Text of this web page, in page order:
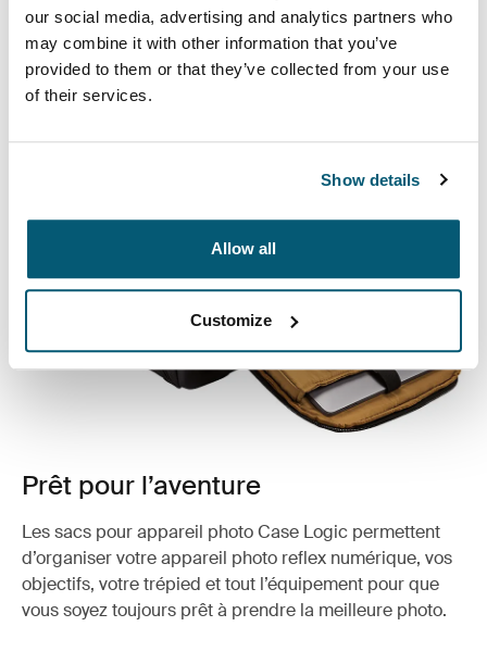
our social media, advertising and analytics partners who
may combine it with other information that you’ve
provided to them or that they’ve collected from your use
of their services.
Show details
Allow all
Customize
des endroits insoupçonnés. Case Logic offre une
grande variété de sacs à dos, de sacs d’épaule et
d’étuis pour appareil photo pour protéger votre
équipement de photographie lors de tous vos périples.
Prêt pour l’aventure
Les sacs pour appareil photo Case Logic permettent
d’organiser votre appareil photo reflex numérique, vos
objectifs, votre trépied et tout l’équipement pour que
vous soyez toujours prêt à prendre la meilleure photo.